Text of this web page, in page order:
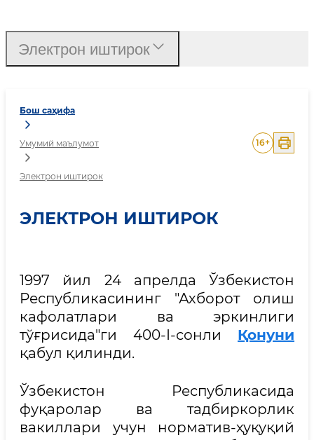
Бош саҳифа
Умумий маълумот
Электрон иштирок
16+
ЭЛЕКТРОН ИШТИРОК
1997 йил 24 апрелда Ўзбекистон
Республикасининг "Ахборот олиш
кафолатлари ва эркинлиги
тўғрисида"ги 400-I-сонли Қонуни
қабул қилинди.
Ўзбекистон Республикасида
фуқаролар ва тадбиркорлик
вакиллари учун норматив-ҳуқуқий
Электрон иштирок